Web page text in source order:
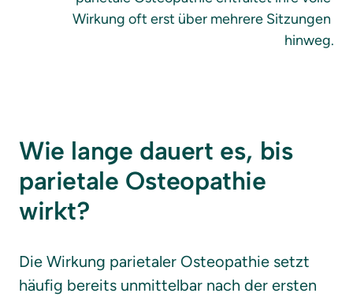
Wirkung oft erst über mehrere Sitzungen
hinweg.
Wie lange dauert es, bis
parietale Osteopathie
wirkt?
Die Wirkung parietaler Osteopathie setzt
häufig bereits unmittelbar nach der ersten